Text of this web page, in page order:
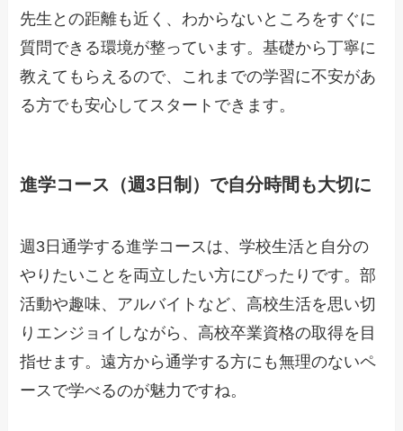
先生との距離も近く、わからないところをすぐに
質問できる環境が整っています。基礎から丁寧に
教えてもらえるので、これまでの学習に不安があ
る方でも安心してスタートできます。
進学コース（週3日制）で自分時間も大切に
週3日通学する進学コースは、学校生活と自分の
やりたいことを両立したい方にぴったりです。部
活動や趣味、アルバイトなど、高校生活を思い切
りエンジョイしながら、高校卒業資格の取得を目
指せます。遠方から通学する方にも無理のないペ
ースで学べるのが魅力ですね。